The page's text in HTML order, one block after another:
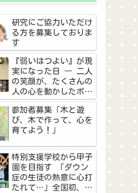
研究にご協力いただけ
る方を募集しておりま
す
『弱いはつよい』が現
実になった日 ― 二人
の笑顔が、たくさんの
人の心を動かしたボー
ダーレス・ランウェイ
―
参加者募集「木と遊
び、木で作って、心を
育てよう！」
特別支援学校から甲子
園を目指す 「ダウン
症の生徒の熱意に心打
たれて…」全国初、夏